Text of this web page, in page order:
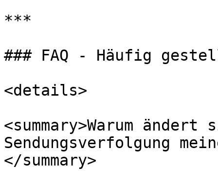
***
### FAQ - Häufig
<details>
<summary>Warum
Sendungsverfolgung
</summary>